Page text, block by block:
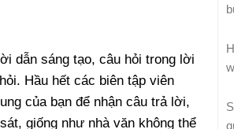
dẫn sáng tạo, câu hỏi trong lời
Hầu hết các biên tập viên
của bạn để nhận câu trả lời,
giống như nhà văn không thể